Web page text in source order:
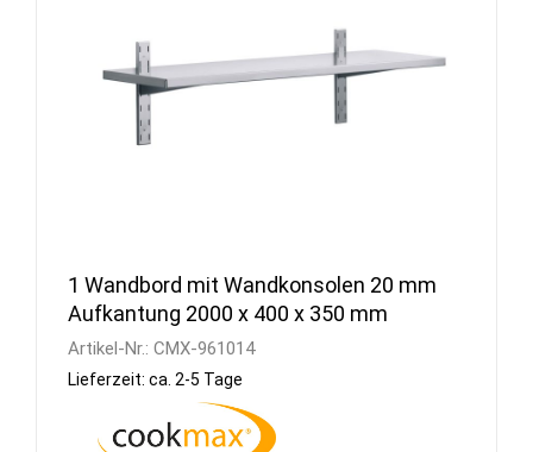
1 Wandbord mit Wandkonsolen 20 mm
Aufkantung 2000 x 400 x 350 mm
Artikel-Nr.: CMX-961014
Lieferzeit: ca. 2-5 Tage